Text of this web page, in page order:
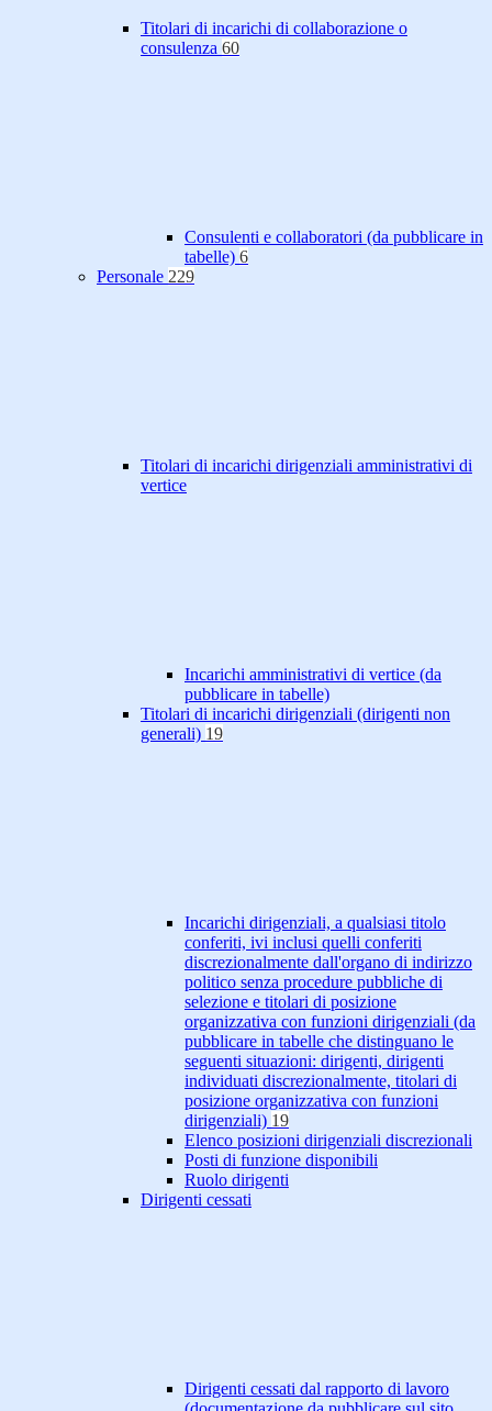
Titolari di incarichi di collaborazione o
consulenza 60
Consulenti e collaboratori (da pubblicare in
tabelle) 6
Personale 229
Titolari di incarichi dirigenziali amministrativi di
vertice
Incarichi amministrativi di vertice (da
pubblicare in tabelle)
Titolari di incarichi dirigenziali (dirigenti non
generali) 19
Incarichi dirigenziali, a qualsiasi titolo
conferiti, ivi inclusi quelli conferiti
discrezionalmente dall'organo di indirizzo
politico senza procedure pubbliche di
selezione e titolari di posizione
organizzativa con funzioni dirigenziali (da
pubblicare in tabelle che distinguano le
seguenti situazioni: dirigenti, dirigenti
individuati discrezionalmente, titolari di
posizione organizzativa con funzioni
dirigenziali) 19
Elenco posizioni dirigenziali discrezionali
Posti di funzione disponibili
Ruolo dirigenti
Dirigenti cessati
Dirigenti cessati dal rapporto di lavoro